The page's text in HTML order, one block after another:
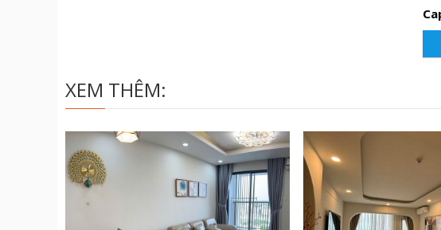
XEM THÊM: